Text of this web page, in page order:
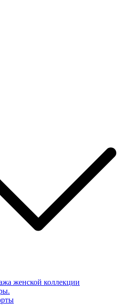
женской коллекции